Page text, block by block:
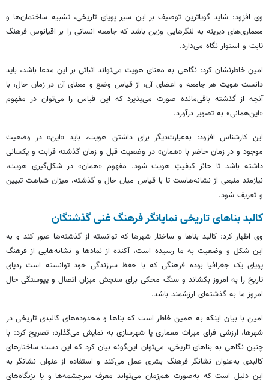
وی افزود: شاید گویاترین توصیف بر این سیر پویای تاریخی، تشبیه ساختمان‌ها و
معماری‌های دیرینه به لنگرهایی وزین باشد که جامعه انسانی را بر اقیانوس فرهنگ
ثابت و استوار نگاه می‌دارد.
امین خاطرنشان کرد: نگاهی به معنای هویت می‌تواند اثباتی بر این مدعا باشد، باید
دانست هویت هر جامعه و اعضای آن، از قیاس وضع و معنای آن در زمان حال، با
آنچه از گذشته باقی‌مانده صورت می‌پذیرد که این قیاس را می‌توان در مفهوم
«این‌همانی» به تصویر درآورد.
این کارشناس افزود: به‌عبارت‌دیگر برای داشتن هویت، باید «این» در وضعیت
موجود و در زمان حاضر با «همان» در وضعیت قبل و زمان گذشته قرابت و یکسانی
داشته باشد تا حائز کیفیتِ هویت شود. مفهوم «همان» در شکل‌گیری هویت،
نیازمند منبعی از نشانه‌هاست تا با قیاس میان حال و گذشته، میزان شباهت تبیین
و تعریف شود.
کالبد بناهای تاریخی نمایانگر فرهنگ غنی گذشتگان
وی اظهار کرد: کالبد بناها و ساختار شهرها که توانسته از گذشته‌ها عبور کند و به
این شکل و وضعیت به ما رسیده است، آکنده از نمادها و نشانه‌هایی از فرهنگ
پویای یک جغرافیا بوده فرهنگی که با حفظ سرزندگی خود توانسته است ردپای
تاریخ را به امروز بکشاند و سنگ محکی برای سنجش میزان اتصال و پیوستگی حال
امروز ما به گذشته‌ای ارزشمند باشد.
امین با بیان اینکه به همین خاطر است که بناها و محدوده‌های کالبدی تاریخی در
شهرها، ارزشی فرای میراث معماری یا شهرسازی به نمایش می‌گذارد، تصریح کرد: با
چنین نگاهی به بناهای تاریخی، می‌توان این‌گونه بیان کرد که این دست ساختارهای
کالبدی به‌عنوان نشانگر فرهنگ بشری عمل می‌کند و استفاده از عنوان نشانگر به
این دلیل است که به‌صورت هم‌زمان می‌تواند معرف سرچشمه‌ها و یا بزنگاه‌های